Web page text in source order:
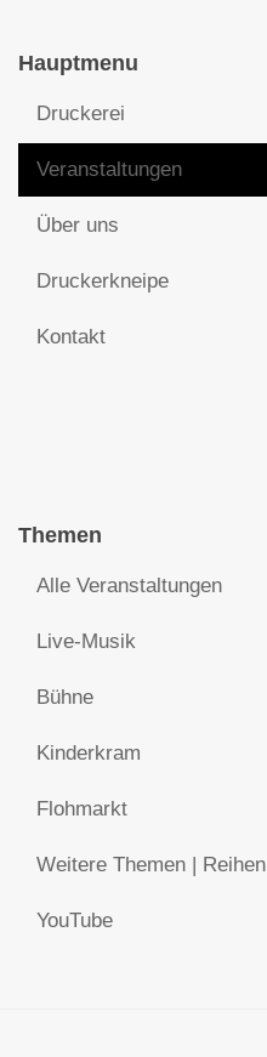
Hauptmenu
Druckerei
Veranstaltungen
Über uns
Druckerkneipe
Kontakt
Themen
Alle Veranstaltungen
Live-Musik
Bühne
Kinderkram
Flohmarkt
Weitere Themen | Reihen
YouTube